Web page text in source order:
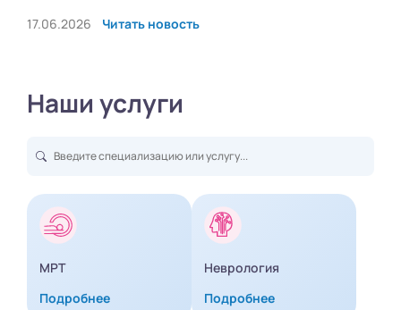
17.06.2026
Читать новость
Наши услуги
МРТ
Подробнее
Неврология
Подробнее